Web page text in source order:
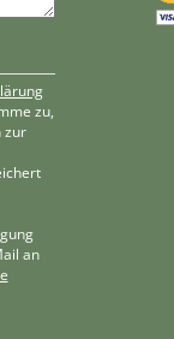
zu,
zur
an